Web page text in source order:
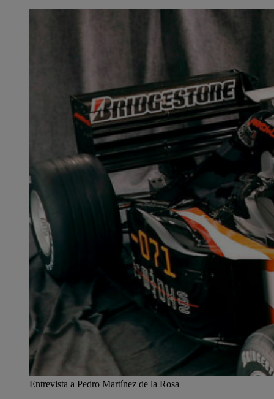
Entrevista a Pedro Martínez de la Rosa